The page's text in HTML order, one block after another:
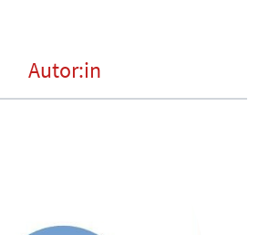
Autor:in